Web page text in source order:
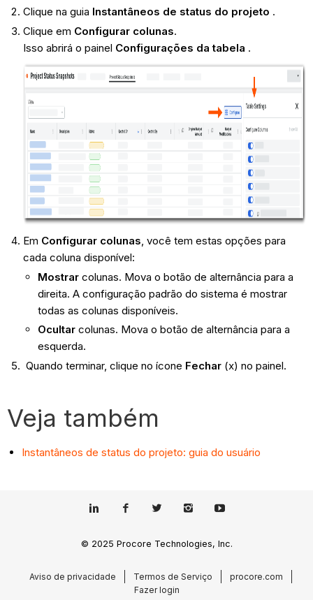
Clique na guia Instantâneos de status do projeto .
Clique em Configurar colunas.
Isso abrirá o painel Configurações da tabela .
Em Configurar colunas, você tem estas opções para
cada coluna disponível:
Mostrar colunas. Mova o botão de alternância para a
direita. A configuração padrão do sistema é mostrar
todas as colunas disponíveis.
Ocultarcolunas. Mova o botão de alternância para a
esquerda.
Quando terminar, clique no ícone Fechar(x) no painel.
Veja também
Instantâneos de status do projeto: guia do usuário
© 2025 Procore Technologies, Inc.
Aviso de privacidade Termos de Serviço
procore.com
Fazer login